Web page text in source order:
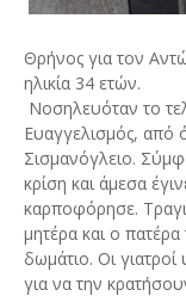
Θρήνος για τον
ηλικία 34 ετών.
Νοσηλευόταν το
Ευαγγελισμός, από
Σισμανόγλειο.
κρίση και άμεσα
καρποφόρησε.
μητέρα και ο
δωμάτιο. Οι
για να την